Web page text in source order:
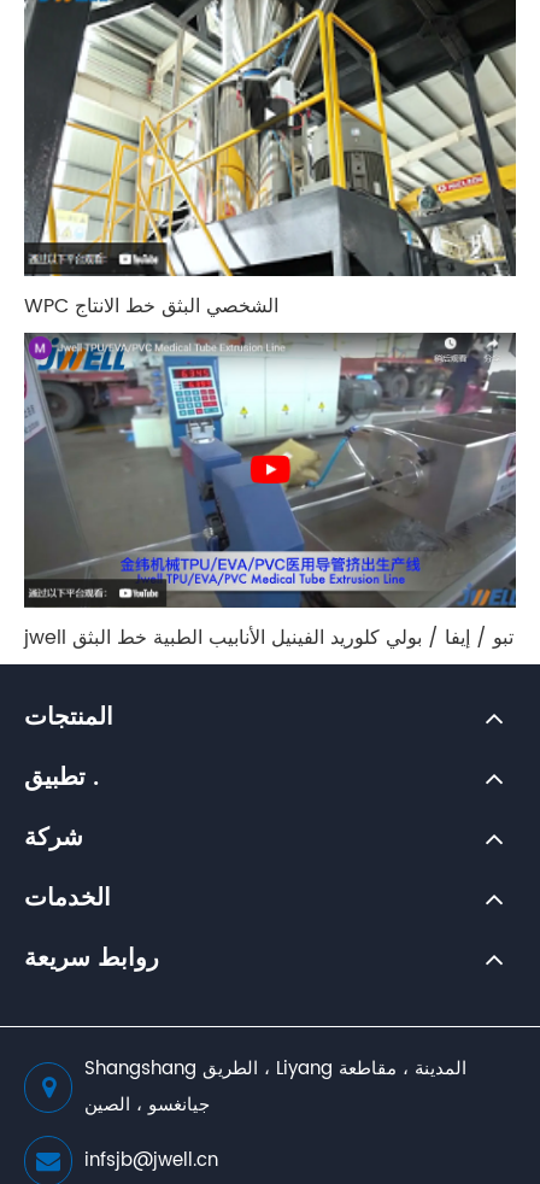
WPC الشخصي البثق خط الانتاج
jwell تبو / إيفا / بولي كلوريد الفينيل الأنابيب الطبية خط البثق
المنتجات
تطبيق .
شركة
الخدمات
روابط سريعة
Shangshang الطريق ، Liyang المدينة ، مقاطعة
جيانغسو ، الصين
infsjb@jwell.cn